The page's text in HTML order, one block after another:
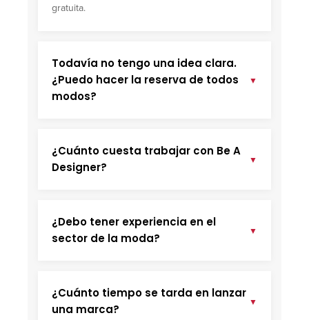
gratuita.
Todavía no tengo una idea clara.
¿Puedo hacer la reserva de todos
modos?
▼
¿Cuánto cuesta trabajar con Be A
Designer?
▼
¿Debo tener experiencia en el
sector de la moda?
▼
¿Cuánto tiempo se tarda en lanzar
una marca?
▼